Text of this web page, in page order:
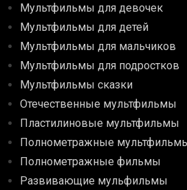
Мультфильмы для девочек
Мультфильмы для детей
Мультфильмы для мальчиков
Мультфильмы для подростков
Мультфильмы сказки
Отечественные мультфильмы
Пластилиновые мультфильмы
Полнометражные
Полнометражные фильмы
Развивающие мульфильмы